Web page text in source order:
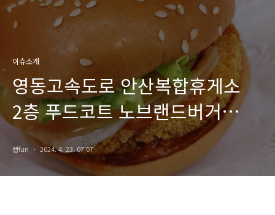
이슈소개
영동고속도로 안산복합휴게소
2층 푸드코트 노브랜드버거
내돈내산 후기..
뻔fun 2024. 4. 23. 07:07